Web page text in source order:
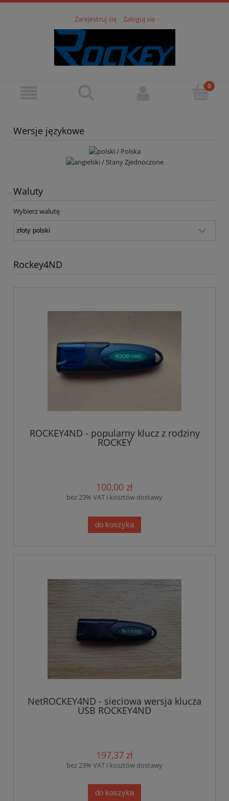
Zarejestruj się Zaloguj się
Wersje językowe
Waluty
Wybierz walutę
Rockey4ND
ROCKEY4ND - popularny klucz z rodziny
ROCKEY
100,00 zł
bez 23% VAT i kosztów dostawy
do koszyka
NetROCKEY4ND - sieciowa wersja klucza
USB ROCKEY4ND
197,37 zł
bez 23% VAT i kosztów dostawy
do koszyka